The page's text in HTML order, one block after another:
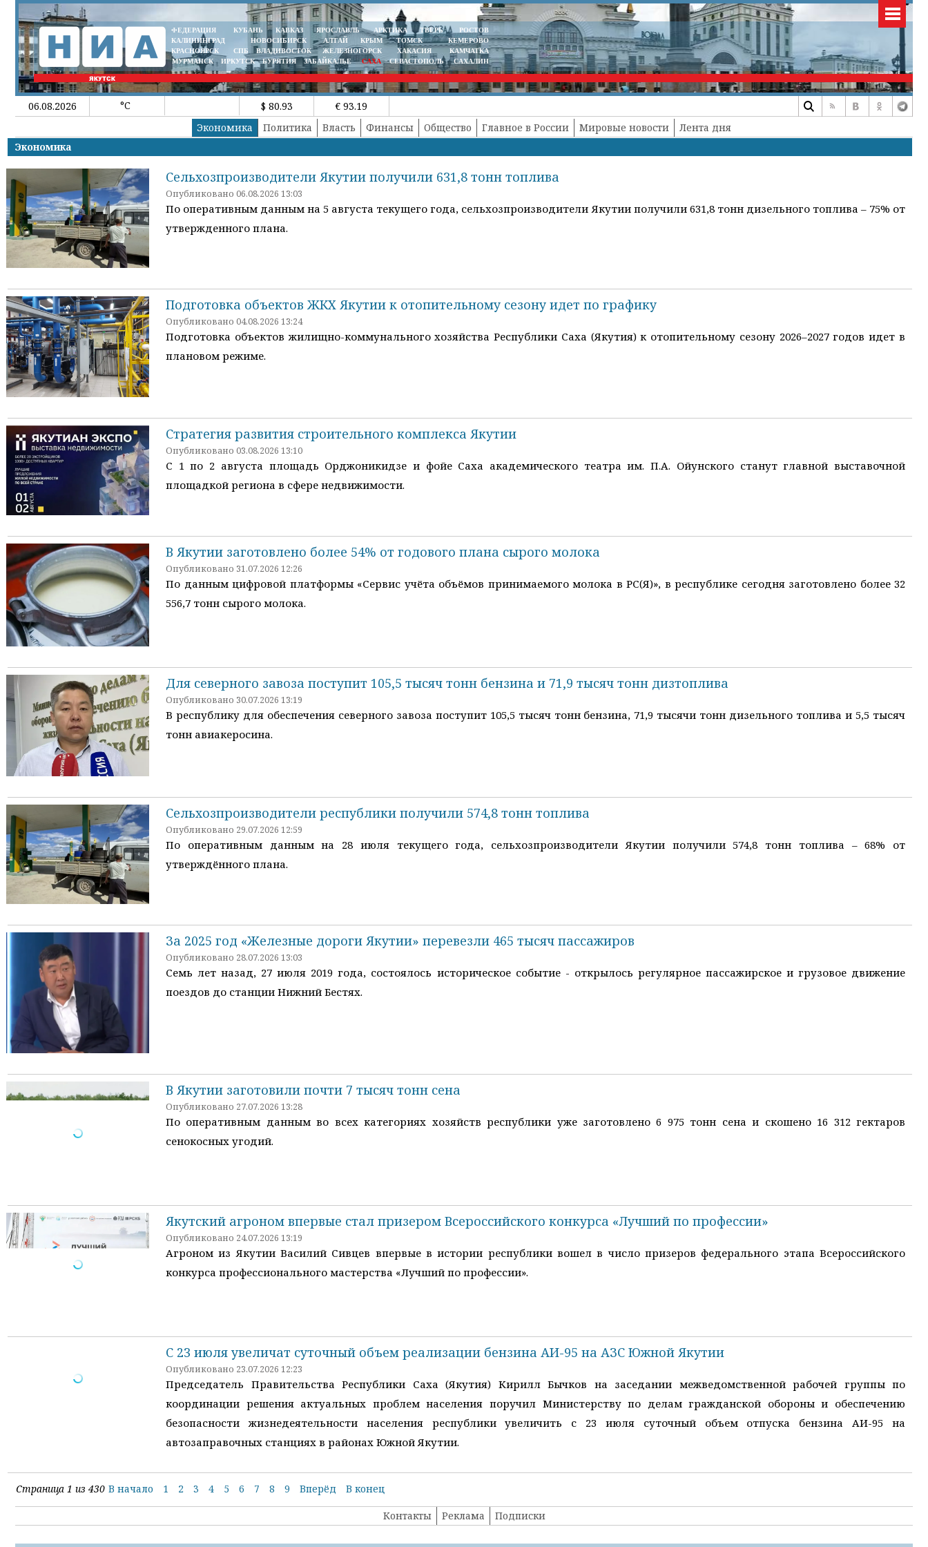
ФЕДЕРАЦИЯ КУБАНЬ КАВКАЗ ЯРОСЛАВЛЬ АРКТИКА ТВЕРЬ
РОСТОВ
КАЛИНИНГРАД
НОВОСИБИРСК АЛТАЙ КРЫМ ТОМСК
КЕМЕРОВО
КРАСНОЯРСК
СПБ ВЛАДИВОСТОК ЖЕЛЕЗНОГОРСК ХАКАСИЯ
КАМЧАТКА
МУРМАНСК
ИРКУТСК БУРЯТИЯ ЗАБАЙКАЛЬЕ САХА СЕВАСТОПОЛЬ САХАЛИН
06.08.2026 °C $ 80.93
€ 93.19
Экономика
Политика Власть Финансы Общество Главное в России Мировые новости
Лента дня
Экономика
Сельхозпроизводители Якутии получили 631,8 тонн топлива
Опубликовано 06.08.2026 13:03
По оперативным данным на 5 августа текущего года, сельхозпроизводители Якутии получили 631,8 тонн дизельного топлива – 75% от
утвержденного плана.
Подготовка объектов ЖКХ Якутии к отопительному сезону идет по графику
Опубликовано 04.08.2026 13:24
Подготовка объектов жилищно-коммунального хозяйства Республики Саха (Якутия) к отопительному сезону 2026–2027 годов идет в
плановом режиме.
Стратегия развития строительного комплекса Якутии
Опубликовано 03.08.2026 13:10
С 1 по 2 августа площадь Орджоникидзе и фойе Саха академического театра им. П.А. Ойунского станут главной выставочной
площадкой региона в сфере недвижимости.
В Якутии заготовлено более 54% от годового плана сырого молока
Опубликовано 31.07.2026 12:26
По данным цифровой платформы «Сервис учёта объёмов принимаемого молока в РС(Я)», в республике сегодня заготовлено более 32
556,7 тонн сырого молока.
Для северного завоза поступит 105,5 тысяч тонн бензина и 71,9 тысяч тонн дизтоплива
Опубликовано 30.07.2026 13:19
В республику для обеспечения северного завоза поступит 105,5 тысяч тонн бензина, 71,9 тысячи тонн дизельного топлива и 5,5 тысяч
тонн авиакеросина.
Сельхозпроизводители республики получили 574,8 тонн топлива
Опубликовано 29.07.2026 12:59
По оперативным данным на 28 июля текущего года, сельхозпроизводители Якутии получили 574,8 тонн топлива – 68% от
утверждённого плана.
За 2025 год «Железные дороги Якутии» перевезли 465 тысяч пассажиров
Опубликовано 28.07.2026 13:03
Семь лет назад, 27 июля 2019 года, состоялось историческое событие - открылось регулярное пассажирское и грузовое движение
поездов до станции Нижний Бестях.
В Якутии заготовили почти 7 тысяч тонн сена
Опубликовано 27.07.2026 13:28
По оперативным данным во всех категориях хозяйств республики уже заготовлено 6 975 тонн сена и скошено 16 312 гектаров
сенокосных угодий.
Якутский агроном впервые стал призером Всероссийского конкурса «Лучший по профессии»
Опубликовано 24.07.2026 13:19
Агроном из Якутии Василий Сивцев впервые в истории республики вошел в число призеров федерального этапа Всероссийского
конкурса профессионального мастерства «Лучший по профессии».
С 23 июля увеличат суточный объем реализации бензина АИ-95 на АЗС Южной Якутии
Опубликовано 23.07.2026 12:23
Председатель Правительства Республики Саха (Якутия) Кирилл Бычков на заседании межведомственной рабочей группы по
координации решения актуальных проблем населения поручил Министерству по делам гражданской обороны и обеспечению
безопасности жизнедеятельности населения республики увеличить с 23 июля суточный объем отпуска бензина АИ-95 на
автозаправочных станциях в районах Южной Якутии.
Страница 1 из 430 В начало 1 2 3 4 5 6 7 8 9 Вперёд В конец
Контакты Реклама Подписки